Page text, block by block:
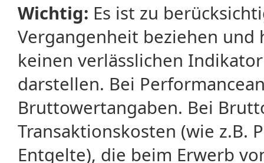
Wichtig: Es ist zu
Vergangenheit beziehen
keinen verlässlichen
darstellen. Bei
Bruttowertangaben. Bei
Transaktionskosten (wie z.B.
Entgelte), die beim Erwerb